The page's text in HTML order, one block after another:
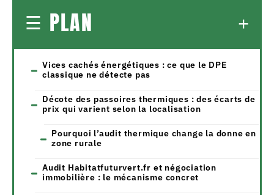
PLAN
Vices cachés énergétiques : ce que le DPE
classique ne détecte pas
Décote des passoires thermiques : des écarts de
prix qui varient selon la localisation
Pourquoi l’audit thermique change la donne en
zone rurale
Audit Habitatfuturvert.fr et négociation
immobilière : le mécanisme concret